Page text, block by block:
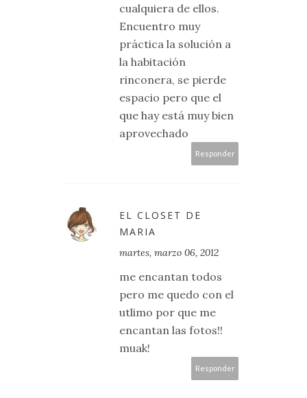
cualquiera de ellos.
Encuentro muy
práctica la solución a
la habitación
rinconera, se pierde
espacio pero que el
que hay está muy bien
aprovechado
Responder
EL CLOSET DE
MARIA
martes, marzo 06, 2012
me encantan todos
pero me quedo con el
utlimo por que me
encantan las fotos!!
muak!
Responder